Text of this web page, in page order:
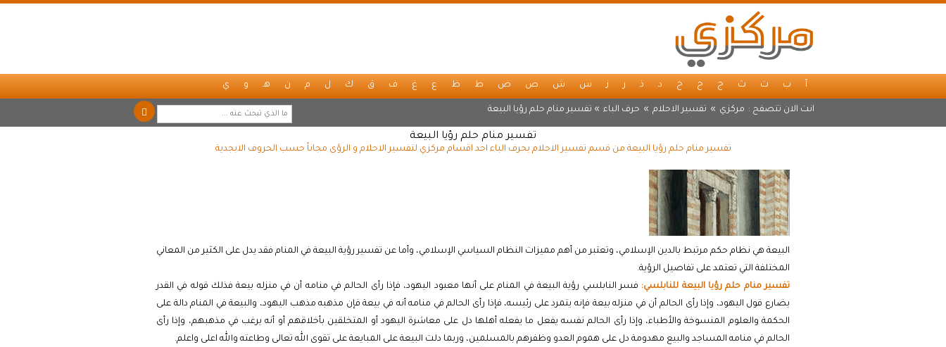
أ ب ت ث ج ح خ د ذ ر ز س ش ص ض ط ظ ع غ ف ق ك ل م ن هـ و ي
انت الان تتصفح : مركزي » تفسير الاحلام » حرف الباء » تفسير منام حلم رؤيا البيعة
تفسير منام حلم رؤيا البيعة
تفسير منام حلم رؤيا البيعة من قسم تفسير الاحلام بحرف الباء احد اقسام مركزي لتفسير الاحلام و الرؤى مجاناً حسب الحروف الابجدية
البيعة هي نظام حكم مرتبط بالدين الإسلامي، وتعتبر من أهم مميزات النظام السياسي الإسلامي، وأما عن تفسير رؤية البيعة في المنام فقد يدل على الكثير من المعاني
المختلفة التي تعتمد على تفاصيل الرؤية.
تفسير منام حلم رؤيا البيعة للنابلسي: فسر النابلسي رؤية البيعة في المنام على أنها معبود اليهود، فإذا رأى الحالم في منامه أن في منزله بيعة فذلك قوله في القدر
يضارع قول اليهود، وإذا رأى الحالم أن في منزله بيعة فإنه يتمرد على رئيسه، فإذا رأى الحالم في منامه أنه في بيعة فإن مذهبه مذهب اليهود، والبيعة في المنام دالة على
الحكمة والعلوم المنسوخة والأطباء، وإذا رأى الحالم نفسه يفعل ما يفعله أهلها دل على معاشرة اليهود أو المتخلقين بأخلاقهم أو أنه يرغب في مذهبهم، وإذا رأى
الحالم في منامه المساجد والبيع مهدومة دل على هموم العدو وظفرهم بالمسلمين، وربما دلت البيعة على المبايعة على تقوى الله تعالى وطاعته والله اعلى واعلم.